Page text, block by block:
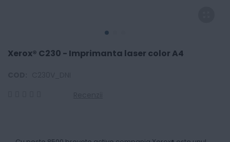
Xerox® C230 - Imprimanta laser color A4